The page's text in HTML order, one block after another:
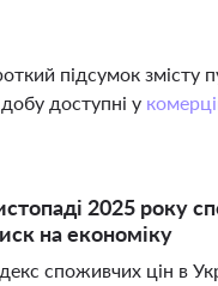
підсумок змісту
доступні у
2025 року
на економіку
споживчих цін в